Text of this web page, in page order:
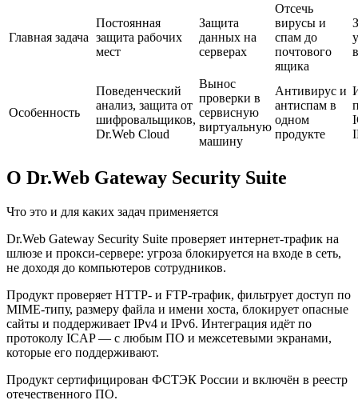
Главная задача
Постоянная
защита рабочих
мест
Защита
данных на
серверах
Отсечь
вирусы и
спам до
почтового
ящика
Особенность
Поведенческий
анализ, защита от
шифровальщиков,
Dr.Web Cloud
Вынос
проверки в
сервисную
виртуальную
машину
Антивирус и
антиспам в
одном
продукте
О Dr.Web Gateway Security Suite
Что это и для каких задач применяется
Dr.Web Gateway Security Suite проверяет интернет-трафик на
шлюзе и прокси-сервере: угроза блокируется на входе в сеть,
не доходя до компьютеров сотрудников.
Продукт проверяет HTTP- и FTP-трафик, фильтрует доступ по
MIME-типу, размеру файла и имени хоста, блокирует опасные
сайты и поддерживает IPv4 и IPv6. Интеграция идёт по
протоколу ICAP — с любым ПО и межсетевыми экранами,
которые его поддерживают.
Продукт сертифицирован ФСТЭК России и включён в реестр
отечественного ПО.